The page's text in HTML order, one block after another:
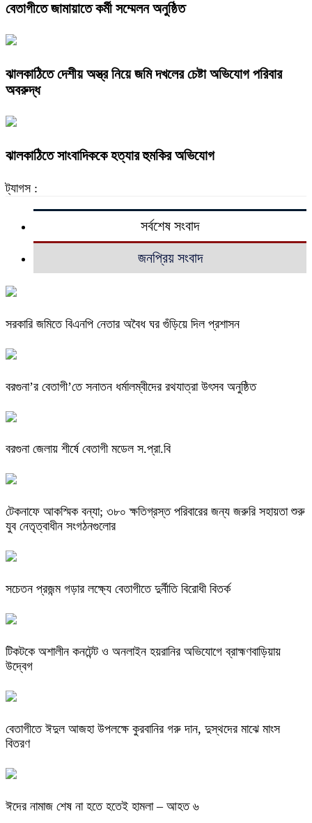
বেতাগীতে জামায়াতে কর্মী সম্মেলন অনুষ্ঠিত
ঝালকাঠিতে দেশীয় অস্ত্র নিয়ে জমি দখলের চেষ্টা অভিযোগ পরিবার
অবরুদ্ধ
ঝালকাঠিতে সাংবাদিককে হত্যার হুমকির অভিযোগ
ট্যাগস :
সর্বশেষ সংবাদ
জনপ্রিয় সংবাদ
সরকারি জমিতে বিএনপি নেতার অবৈধ ঘর গুঁড়িয়ে দিল প্রশাসন
বরগুনা’র বেতাগী’তে সনাতন ধর্মালম্বীদের রথযাত্রা উৎসব অনুষ্ঠিত
বরগুনা জেলায় শীর্ষে বেতাগী মডেল স.প্রা.বি
টেকনাফে আকস্মিক বন্যা; ৩৮০ ক্ষতিগ্রস্ত পরিবারের জন্য জরুরি সহায়তা শুরু
যুব নেতৃত্বাধীন সংগঠনগুলোর
সচেতন প্রজন্ম গড়ার লক্ষ্যে বেতাগীতে দুর্নীতি বিরোধী বিতর্ক
টিকটকে অশালীন কনটেন্ট ও অনলাইন হয়রানির অভিযোগে ব্রাহ্মণবাড়িয়ায়
উদ্বেগ
বেতাগীতে ঈদুল আজহা উপলক্ষে কুরবানির গরু দান, দুস্থদের মাঝে মাংস
বিতরণ
ঈদের নামাজ শেষ না হতে হতেই হামলা – আহত ৬